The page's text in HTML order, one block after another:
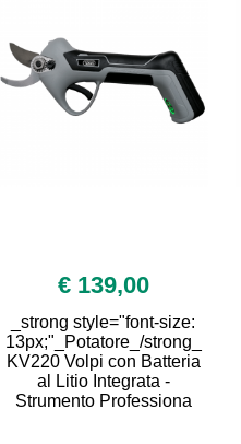
€ 139,00
_strong style="font-size:
13px;"_Potatore_/strong_
KV220 Volpi con Batteria
al Litio Integrata -
Strumento Professiona